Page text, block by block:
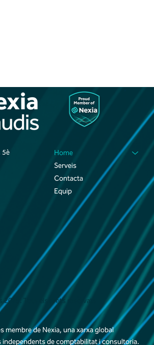
2025. Tots els drets reservats
5è
Home
Serveis
Contacta
Equip
membre de Nexia, una xarxa global
independents de comptabilitat i consultoria.